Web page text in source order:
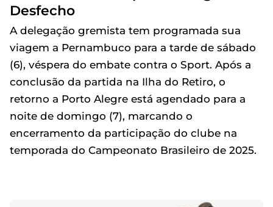
Desfecho
A delegação gremista tem programada sua
viagem a Pernambuco para a tarde de sábado
(6), véspera do embate contra o Sport. Após a
conclusão da partida na Ilha do Retiro, o
retorno a Porto Alegre está agendado para a
noite de domingo (7), marcando o
encerramento da participação do clube na
temporada do Campeonato Brasileiro de 2025.